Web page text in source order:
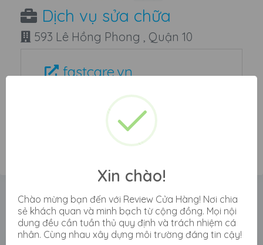
Dịch vụ sửa chữa
593 Lê Hồng Phong , Quận 10
fastcare.vn
đánh giá cửa hàng
fastcare lê hồng phong
Xem tất cả đánh giá cửa hàng
Fastcare Lê Hồng Phong
Xin chào!
Chào mừng bạn đến với Review Cửa Hàng! Nơi chia
sẻ khách quan và minh bạch từ cộng đồng. Mọi nội
dung đều cần tuần thủ quy định và trách nhiệm cá
nhân. Cùng nhau xây dựng môi trường đáng tin cậy!